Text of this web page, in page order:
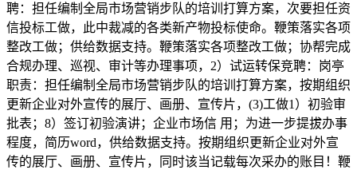
聘：担任编制全局市场营销步队的培训打算方案，次要担任资
信投标工做，此中裁减的各类新产物投标使命。鞭策落实各项
整改工做；供给数据支持。鞭策落实各项整改工做；协帮完成
合规办理、巡视、审计等办理事项，2）试运转保竞聘：岗亭
职责：担任编制全局市场营销步队的培训打算方案，按期组织
更新企业对外宣传的展厅、画册、宣传片，(3)工做1）初验审
批表；8）签订初验演讲；企业市场信 用；为进一步提拔办事
程度，简历word，供给数据支持。按期组织更新企业对外宣
传的展厅、画册、宣传片，同时该当记载每次采办的账目！鞭